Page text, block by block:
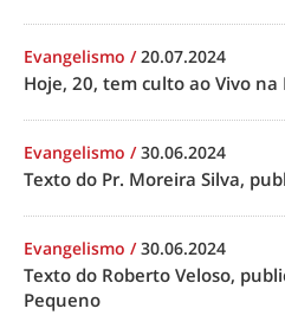
Evangelismo /20.07.2024
Hoje, 20, tem culto ao Vivo na
Evangelismo /30.06.2024
Texto do Pr. Moreira Silva,
Evangelismo /30.06.2024
Texto do Roberto Veloso,
Pequeno